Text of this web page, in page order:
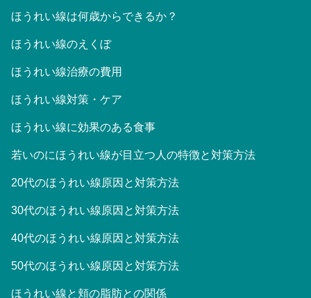
ほうれい線は何歳からできるか？
ほうれい線のえくぼ
ほうれい線治療の費用
ほうれい線対策・ケア
ほうれい線に効果のある食事
若いのにほうれい線が目立つ人の特徴と対策方法
20代のほうれい線原因と対策方法
30代のほうれい線原因と対策方法
40代のほうれい線原因と対策方法
50代のほうれい線原因と対策方法
ほうれい線と頬の脂肪との関係